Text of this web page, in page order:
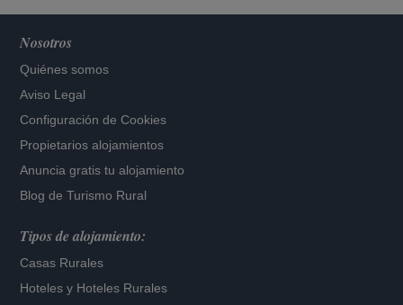
Nosotros
Quiénes somos
Aviso Legal
Configuración de Cookies
Propietarios alojamientos
Anuncia gratis tu alojamiento
Blog de Turismo Rural
Tipos de alojamiento:
Casas Rurales
Hoteles y Hoteles Rurales